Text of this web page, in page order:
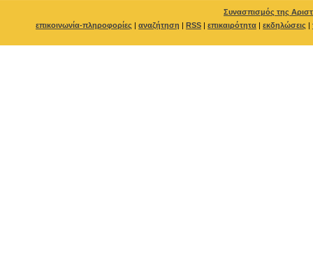
Συνασπισμός της
επικοινωνία-πληροφορίες | αναζήτηση | RSS | επικαιρότητα | εκδηλώσεις |